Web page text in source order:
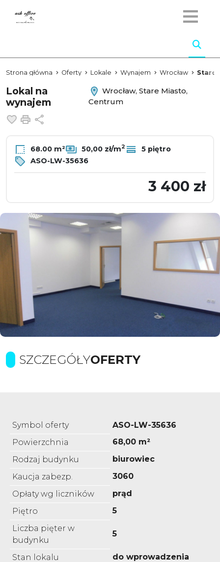
Strona główna Oferty Lokale Wynajem Wrocław Stare
Lokal na
wynajem
Wrocław, Stare Miasto,
Centrum
Dodaj do ulubionych
Drukuj
68.00 m² 50,00 zł/m2
5 piętro
ASO-LW-35636
3 400 zł
SZCZEGÓŁYOFERTY
Symbol oferty
ASO-LW-35636
Powierzchnia
68,00 m²
Rodzaj budynku
biurowiec
Kaucja zabezp.
3060
Opłaty wg liczników
prąd
Piętro
5
Liczba pięter w
budynku
5
Stan lokalu
do wprowadzenia